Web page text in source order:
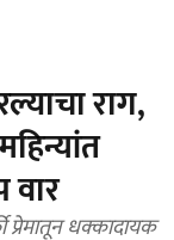
राग,
धक्कादायक